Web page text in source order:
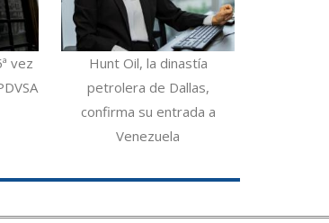
vez
Hunt Oil, la dinastía
petrolera de Dallas,
confirma su entrada a
Venezuela